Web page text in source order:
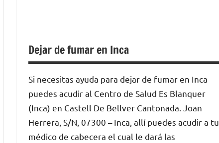
Dejar de fumar en Inca
Si necesitas ayuda para dejar de fumar en Inca
puedes acudir al Centro de Salud Es Blanquer
(Inca) en Castell De Bellver Cantonada. Joan
Herrera, S/N, 07300 – Inca, allí puedes acudir a tu
médico de cabecera el cual le dará las